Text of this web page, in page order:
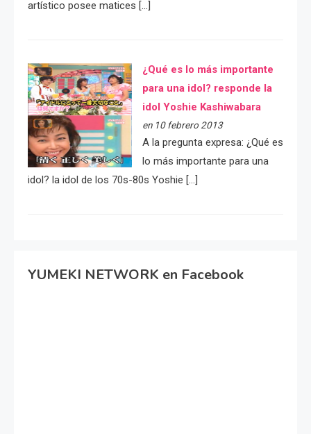
artístico posee matices […]
¿Qué es lo más importante
para una idol? responde la
idol Yoshie Kashiwabara
en 10 febrero 2013
A la pregunta expresa: ¿Qué es
lo más importante para una
idol? la idol de los 70s-80s Yoshie […]
YUMEKI NETWORK en Facebook